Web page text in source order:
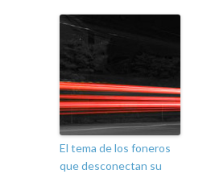
El tema de los foneros
que desconectan su